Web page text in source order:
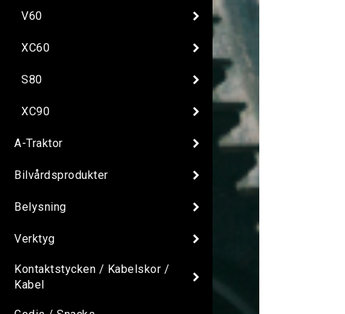
V60
XC60
S80
XC90
A-Traktor
Bilvårdsprodukter
Belysning
Verktyg
Kontaktstycken / Kabelskor /
Kabel